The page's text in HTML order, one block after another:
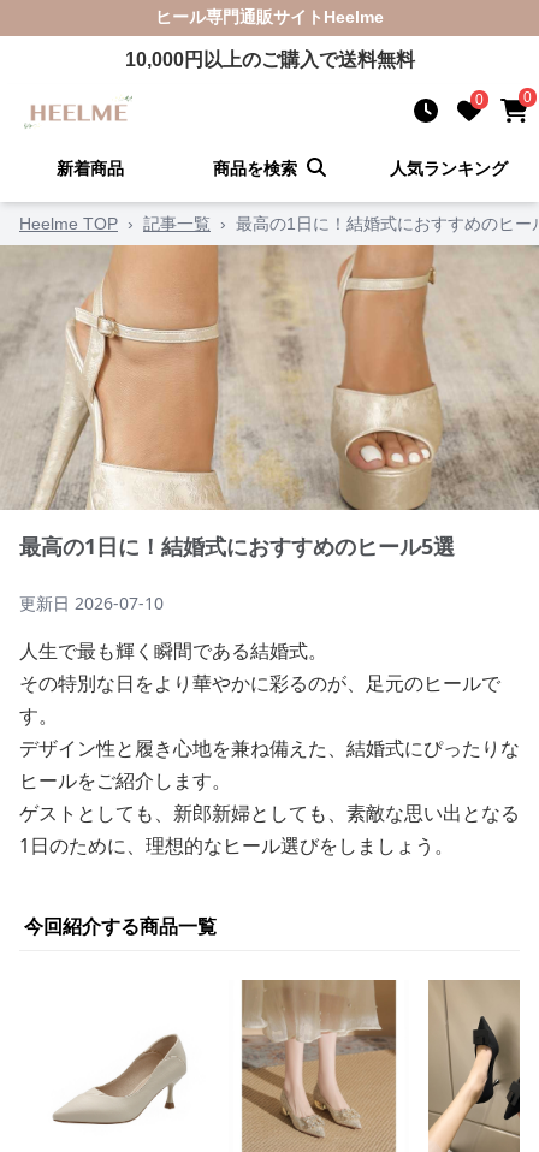
ヒール専門通販サイト Heelme
10,000円以上のご購入で送料無料
0 0
新着商品 商品を検索 人気ランキング
Heelme TOP › 記事一覧 › 最高の1日に！結婚式におすすめのヒー
最高の1日に！結婚式におすすめのヒール5選
更新日 2026-07-10
人生で最も輝く瞬間である結婚式。
その特別な日をより華やかに彩るのが、足元のヒールで
す。
デザイン性と履き心地を兼ね備えた、結婚式にぴったりな
ヒールをご紹介します。
ゲストとしても、新郎新婦としても、素敵な思い出となる
1日のために、理想的なヒール選びをしましょう。
今回紹介する商品一覧